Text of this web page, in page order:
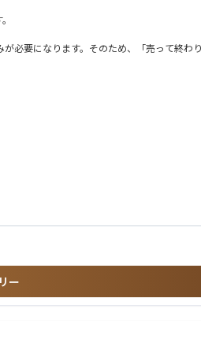
要になります。そのため、「売って終わ
開や、同じ店舗/事業所の別職種（例：ホ
ー